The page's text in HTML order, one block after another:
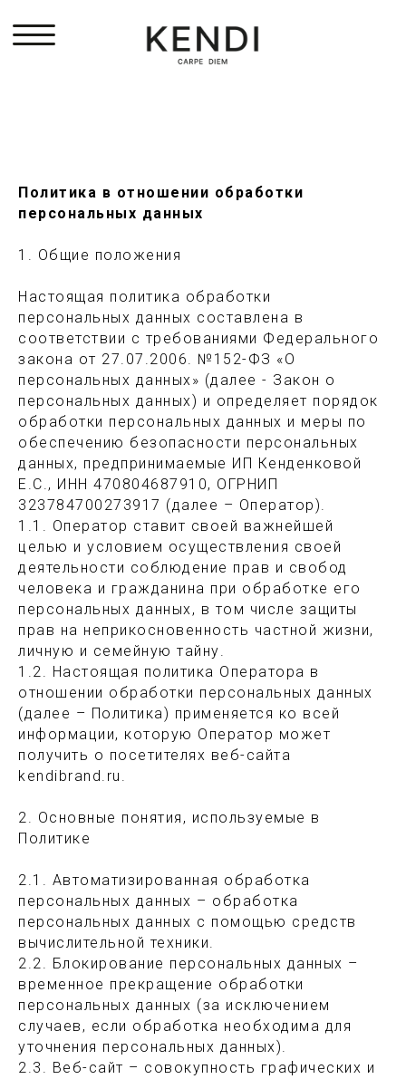
Политика в отношении обработки
персональных данных
1. Общие положения
Настоящая политика обработки
персональных данных составлена в
соответствии с требованиями Федерального
закона от 27.07.2006. №152-ФЗ «О
персональных данных» (далее - Закон о
персональных данных) и определяет порядок
обработки персональных данных и меры по
обеспечению безопасности персональных
данных, предпринимаемые ИП Кенденковой
Е.С., ИНН 470804687910, ОГРНИП
323784700273917 (далее – Оператор).
1.1. Оператор ставит своей важнейшей
целью и условием осуществления своей
деятельности соблюдение прав и свобод
человека и гражданина при обработке его
персональных данных, в том числе защиты
прав на неприкосновенность частной жизни,
личную и семейную тайну.
1.2. Настоящая политика Оператора в
отношении обработки персональных данных
(далее – Политика) применяется ко всей
информации, которую Оператор может
получить о посетителях веб-сайта
kendibrand.ru.
2. Основные понятия, используемые в
Политике
2.1. Автоматизированная обработка
персональных данных – обработка
персональных данных с помощью средств
вычислительной техники.
2.2. Блокирование персональных данных –
временное прекращение обработки
персональных данных (за исключением
случаев, если обработка необходима для
уточнения персональных данных).
2.3. Веб-сайт – совокупность графических и